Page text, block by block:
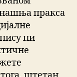
пракса
ни